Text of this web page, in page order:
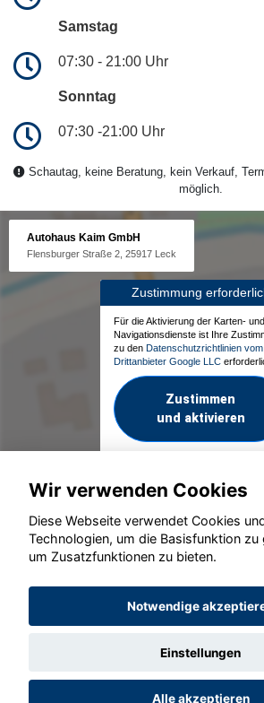
Samstag
07:30 - 21:00 Uhr
Sonntag
07:30 -21:00 Uhr
Schautag, keine Beratung, kein Verkauf,
möglich.
Autohaus Kaim GmbH
Flensburger Straße 2, 25917 Leck
Zustimmung
Für die Aktivierung der Karten- und
Navigationsdienste ist Ihre
zu den Datenschutzrichtlinien vom
Drittanbieter Google LLC
Zustimmen
und aktivieren
© konjunkturmotor.de GmbH
Wir verwenden Cookies
Diese Webseite verwendet Cookies
Technologien, um die Basisfunktion zu
um Zusatzfunktionen zu bieten.
Notwendige
Einstellungen
Alle akzeptieren